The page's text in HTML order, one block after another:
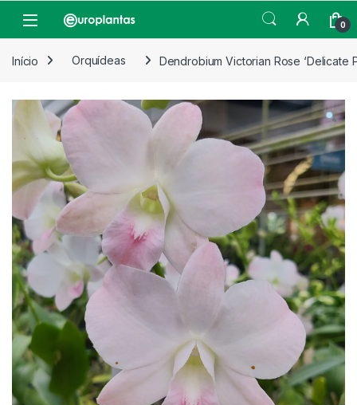
Open 0
Início Orquídeas Dendrobium Victorian Rose ‘Delicate